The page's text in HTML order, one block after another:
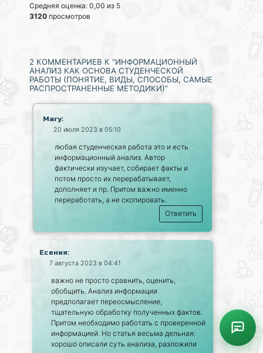
Средняя оценка: 0,00 из 5
3120 просмотров
2 КОММЕНТАРИЕВ К “ИНФОРМАЦИОННЫЙ
АНАЛИЗ КАК ОСНОВА СТУДЕНЧЕСКОЙ
РАБОТЫ (ПОНЯТИЕ, ВИДЫ, СПОСОБЫ, САМЫЕ
РАСПРОСТРАНЕННЫЕ МЕТОДИКИ)”
Mary:
20 июля 2023 в 05:10
любая студенческая работа это и есть
информационный анализ. Автор
фактически изучает, собирает факты и
потом просто их перерабатывает,
дополняет и пр. Притом важно именно
переработать, а не скопировать.
Ответить
Есения:
7 августа 2023 в 04:41
важно не просто сравнить, оценить,
обобщить. Анализ информации
предполагает переосмысление,
тщательную обработку полученных фактов.
Притом необходимо работать с проверенной
информацией. Но статья весьма дельная:
хорошо описали суть анализа, разложили